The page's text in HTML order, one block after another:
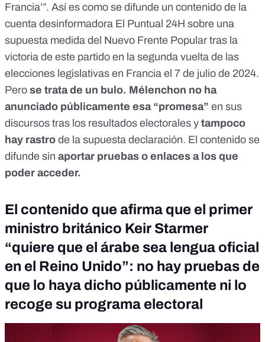
Francia’”. Así es como se difunde un contenido de la
cuenta desinformadora El Puntual 24H sobre una
supuesta medida del Nuevo Frente Popular tras la
victoria de este partido en la segunda vuelta de las
elecciones legislativas en Francia el 7 de julio de 2024.
Pero se trata de un bulo. Mélenchon no ha
anunciado públicamente esa “promesa” en sus
discursos tras los resultados electorales y tampoco
hay rastro de la supuesta declaración. El contenido se
difunde sin aportar pruebas o enlaces a los que
poder acceder.
El contenido que afirma que el primer
ministro británico Keir Starmer
“quiere que el árabe sea lengua oficial
en el Reino Unido”: no hay pruebas de
que lo haya dicho públicamente ni lo
recoge su programa electoral